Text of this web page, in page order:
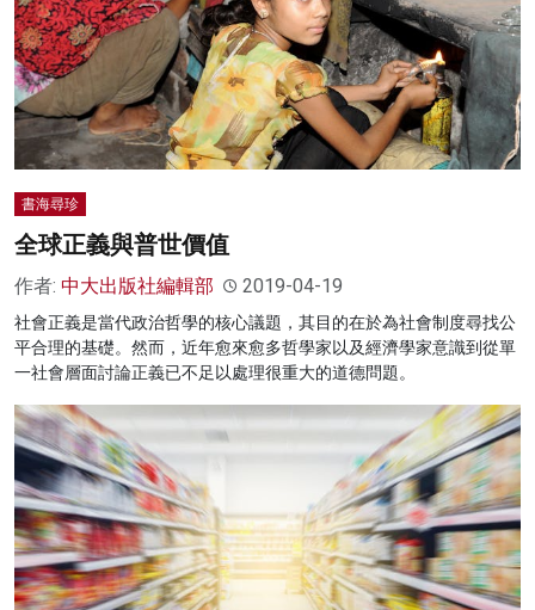
名家榜
灼見活動
關於我們
書海尋珍
全球正義與普世價值
作者: 中大出版社編輯部 2019-04-19
社會正義是當代政治哲學的核心議題，其目的在於為社會制度尋找公
平合理的基礎。然而，近年愈來愈多哲學家以及經濟學家意識到從單
一社會層面討論正義已不足以處理很重大的道德問題。